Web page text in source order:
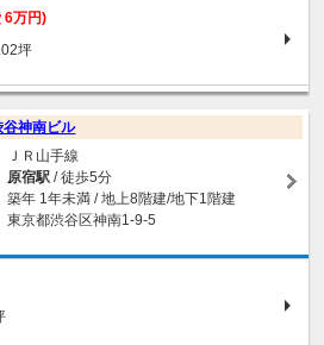
6万円)
坪
神南ビル
ＪＲ山手線
原宿駅/ 徒歩5分
築年 1年未満 / 地上8階建/地下1階建
東京都渋谷区神南1-9-5